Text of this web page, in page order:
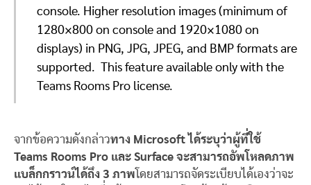
console. Higher resolution images (minimum of
1280×800 on console and 1920×1080 on
displays) in PNG, JPG, JPEG, and BMP formats are
supported. This feature available only with the
Teams Rooms Pro license.
จากข้อความดังกล่าวทาง Microsoft ได้ระบุว่าผู้ที่ใช้
Teams Rooms Pro และ Surface จะสามารถอัพโหลดภาพ
แบล็กกราวน์ได้ถึง 3 ภาพ โดยสามารถจัดระเบียบได้เองว่าจะ